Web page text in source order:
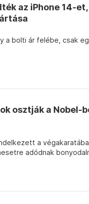
az iPhone 14-
a bolti ár felébe, csak
osztják a Nobel-
a
adódnak